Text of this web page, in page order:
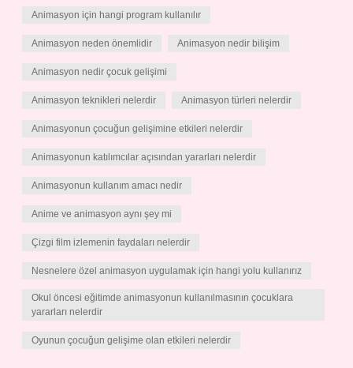
Animasyon için hangi program kullanılır
Animasyon neden önemlidir Animasyon nedir bilişim
Animasyon nedir çocuk gelişimi
Animasyon teknikleri nelerdir Animasyon türleri nelerdir
Animasyonun çocuğun gelişimine etkileri nelerdir
Animasyonun katılımcılar açısından yararları nelerdir
Animasyonun kullanım amacı nedir
Anime ve animasyon aynı şey mi
Çizgi film izlemenin faydaları nelerdir
Nesnelere özel animasyon uygulamak için hangi yolu kullanırız
Okul öncesi eğitimde animasyonun kullanılmasının çocuklara
yararları nelerdir
Oyunun çocuğun gelişime olan etkileri nelerdir